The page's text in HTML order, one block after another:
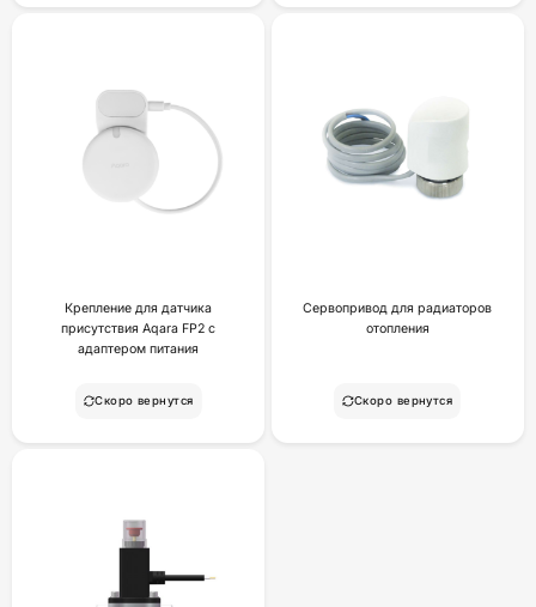
Крепление для датчика
присутствия Aqara FP2 с
адаптером питания
Скоро вернутся
Сервопривод для радиаторов
отопления
Скоро вернутся